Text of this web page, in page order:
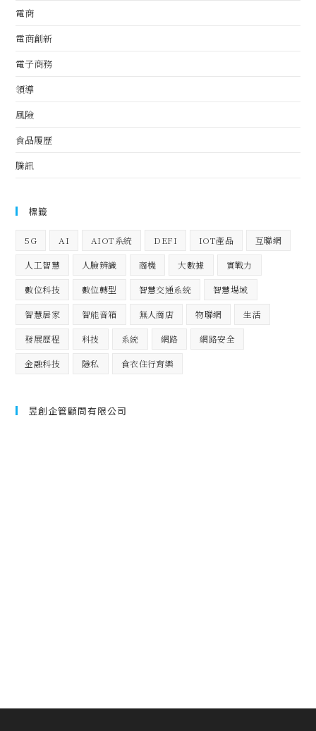
電商
電商創新
電子商務
領導
風險
食品履歷
騰訊
標籤
5G AI AIOT系統 DEFI IOT產品 互聯網
人工智慧 人臉辨識 商機 大數據 實戰力
數位科技 數位轉型 智慧交通系統 智慧場域
智慧居家 智能音箱 無人商店 物聯網 生活
發展歷程 科技 系統 網路 網路安全
金融科技 隱私 食衣住行育樂
昱創企管顧問有限公司